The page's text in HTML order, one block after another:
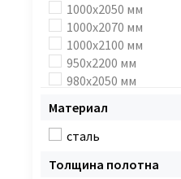
1000х2050 мм
1000х2070 мм
1000х2100 мм
950х2200 мм
980х2050 мм
888х2052 мм
968х2052 мм
887х2055 мм
Материал
сталь
Толщина полотна